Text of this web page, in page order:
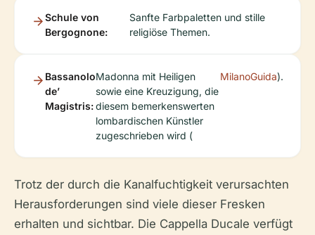
Schule von
Bergognone:
Sanfte Farbpaletten und stille
religiöse Themen.
Bassanolo
de’
Magistris:
Madonna mit Heiligen
sowie eine Kreuzigung, die
diesem bemerkenswerten
lombardischen Künstler
zugeschrieben wird (
MilanoGuida).
Trotz der durch die Kanalfuchtigkeit verursachten
Herausforderungen sind viele dieser Fresken
erhalten und sichtbar. Die Cappella Ducale verfügt